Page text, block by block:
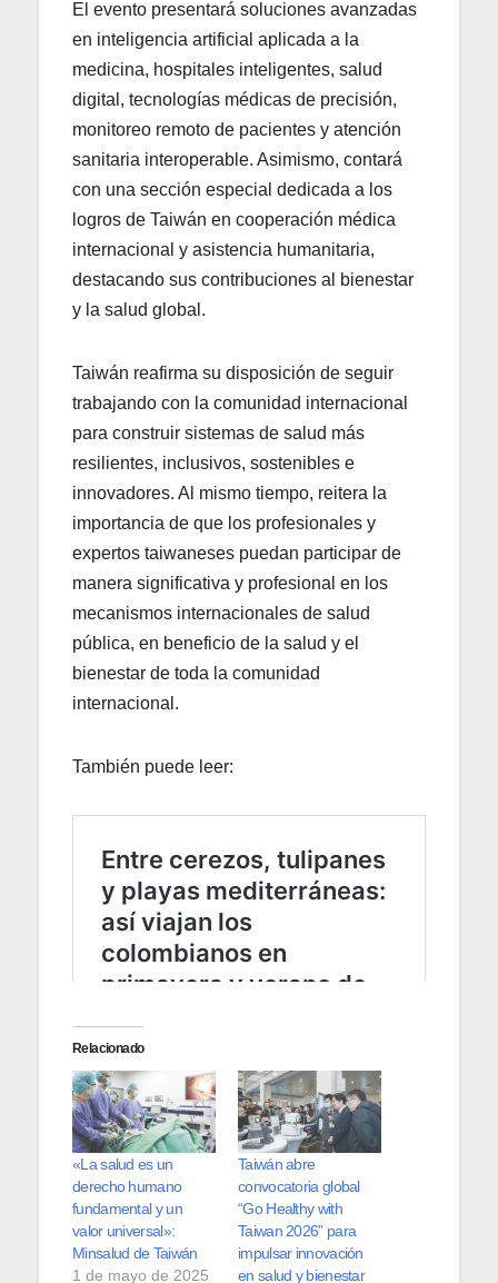
El evento presentará soluciones avanzadas
en inteligencia artificial aplicada a la
medicina, hospitales inteligentes, salud
digital, tecnologías médicas de precisión,
monitoreo remoto de pacientes y atención
sanitaria interoperable. Asimismo, contará
con una sección especial dedicada a los
logros de Taiwán en cooperación médica
internacional y asistencia humanitaria,
destacando sus contribuciones al bienestar
y la salud global.
Taiwán reafirma su disposición de seguir
trabajando con la comunidad internacional
para construir sistemas de salud más
resilientes, inclusivos, sostenibles e
innovadores. Al mismo tiempo, reitera la
importancia de que los profesionales y
expertos taiwaneses puedan participar de
manera significativa y profesional en los
mecanismos internacionales de salud
pública, en beneficio de la salud y el
bienestar de toda la comunidad
internacional.
También puede leer:
Relacionado
«La salud es un
derecho humano
fundamental y un
valor universal»:
Minsalud de Taiwán
1 de mayo de 2025
Taiwán abre
convocatoria global
“Go Healthy with
Taiwan 2026” para
impulsar innovación
en salud y bienestar